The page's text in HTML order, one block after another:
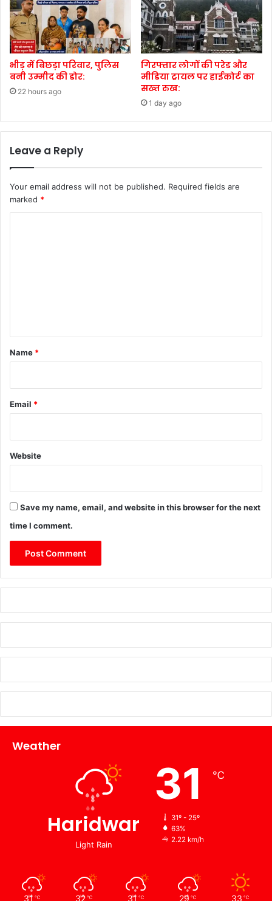
भीड़ में बिछड़ा परिवार, पुलिस
बनी उम्मीद की डोर:
22 hours ago
गिरफ्तार लोगों की परेड और
मीडिया ट्रायल पर हाईकोर्ट का
सख्त रुख:
1 day ago
Leave a Reply
Your email address will not be published. Required fields are
marked *
*
Name *
Email *
Website
Save my name, email, and website in this browser for the next
time I comment.
Weather
Haridwar
Light Rain
31 ℃
31º - 25º
63%
2.22 km/h
31 ℃ 32 ℃ 31 ℃ 29 ℃ 33 ℃